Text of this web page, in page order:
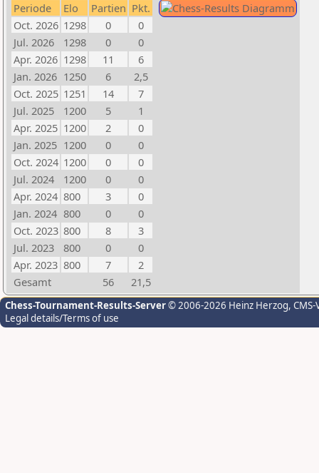
Periode Elo Partien Pkt.
Oct. 2026 1298 0
0
Jul. 2026
1298 0
0
Apr. 2026 1298 11
6
Jan. 2026 1250 6
2,5
Oct. 2025 1251 14
7
Jul. 2025
1200 5
1
Apr. 2025 1200 2
0
Jan. 2025 1200 0
0
Oct. 2024 1200 0
0
Jul. 2024
1200 0
0
Apr. 2024 800 3
0
Jan. 2024 800 0
0
Oct. 2023 800 8
3
Jul. 2023
800 0
0
Apr. 2023 800 7
2
Gesamt
56 21,5
Chess-Tournament-Results-Server© 2006-2026 Heinz Herzog,
Legal details/Terms of use